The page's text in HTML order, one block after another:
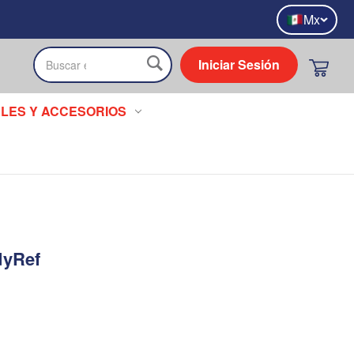
Mx
Iniciar Sesión
Y ACCESORIOS